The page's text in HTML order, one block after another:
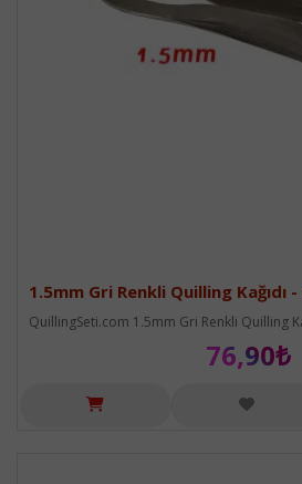
1.5mm Gri Renkli Quilling Kağıdı
QuillingSeti.com 1.5mm Gri Renkli Quilling
76,90₺